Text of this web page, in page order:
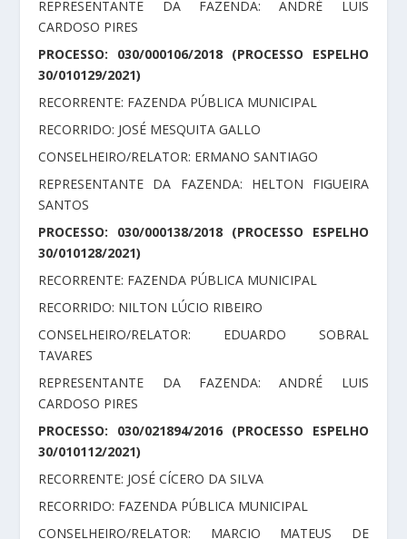
REPRESENTANTE DA FAZENDA: ANDRÉ LUIS
CARDOSO PIRES
PROCESSO: 030/000106/2018 (PROCESSO ESPELHO
30/010129/2021)
RECORRENTE: FAZENDA PÚBLICA MUNICIPAL
RECORRIDO: JOSÉ MESQUITA GALLO
CONSELHEIRO/RELATOR: ERMANO SANTIAGO
REPRESENTANTE DA FAZENDA: HELTON FIGUEIRA
SANTOS
PROCESSO: 030/000138/2018 (PROCESSO ESPELHO
30/010128/2021)
RECORRENTE: FAZENDA PÚBLICA MUNICIPAL
RECORRIDO: NILTON LÚCIO RIBEIRO
CONSELHEIRO/RELATOR: EDUARDO SOBRAL
TAVARES
REPRESENTANTE DA FAZENDA: ANDRÉ LUIS
CARDOSO PIRES
PROCESSO: 030/021894/2016 (PROCESSO ESPELHO
30/010112/2021)
RECORRENTE: JOSÉ CÍCERO DA SILVA
RECORRIDO: FAZENDA PÚBLICA MUNICIPAL
CONSELHEIRO/RELATOR: MARCIO MATEUS DE